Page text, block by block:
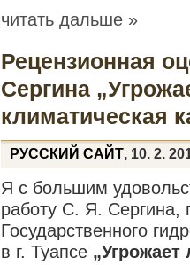
читать дальше »
Рецензионная
Сергина
климатическая
РУССКИЙ САЙТ, 10. 2.
Я с большим
работу С. Я. Сергина,
Государственного
в г. Туапсе „Угрожает